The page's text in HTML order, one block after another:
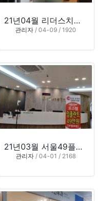
21년04월 리더스치과 (부산시 서구 서대신동)
관리자/ 04-09 / 1920
21년03월 서울49플란트치과 (부산시 사하구 당리동)
관리자/ 04-01 / 2168